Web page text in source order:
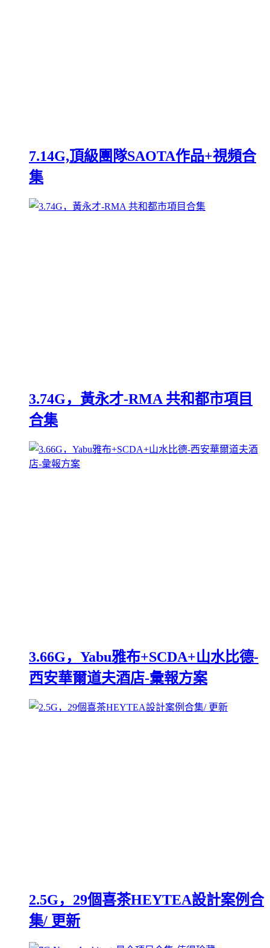
7.14G,頂級團隊SAOTA作品+視頻合
集
3.74G，黃永才-RMA 共和都市項目
合集
3.66G，Yabu雅布+SCDA+山水比德-
西安華爾道夫酒店-彙報方案
2.5G，29個喜茶HEYTEA設計案例合
集/ 更新